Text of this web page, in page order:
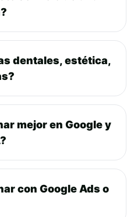
dentales, estética,
mejor en Google y
con Google Ads o